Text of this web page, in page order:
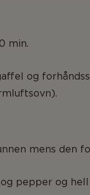
min.
og
mens den
pepper og hell